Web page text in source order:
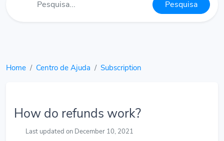
Pesquisa
Home Centro de Ajuda Subscription
How do refunds work?
Last updated on December 10, 2021